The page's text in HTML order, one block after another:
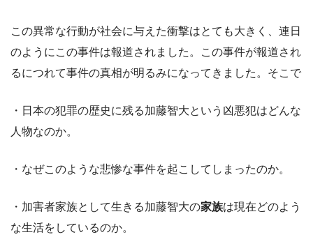
この異常な行動が社会に与えた衝撃はとても大きく、連日
のようにこの事件は報道されました。この事件が報道され
るにつれて事件の真相が明るみになってきました。そこで
・日本の犯罪の歴史に残る加藤智大という凶悪犯はどんな
人物なのか。
・なぜこのような悲惨な事件を起こしてしまったのか。
・加害者家族として生きる加藤智大の家族は現在どのよう
な生活をしているのか。